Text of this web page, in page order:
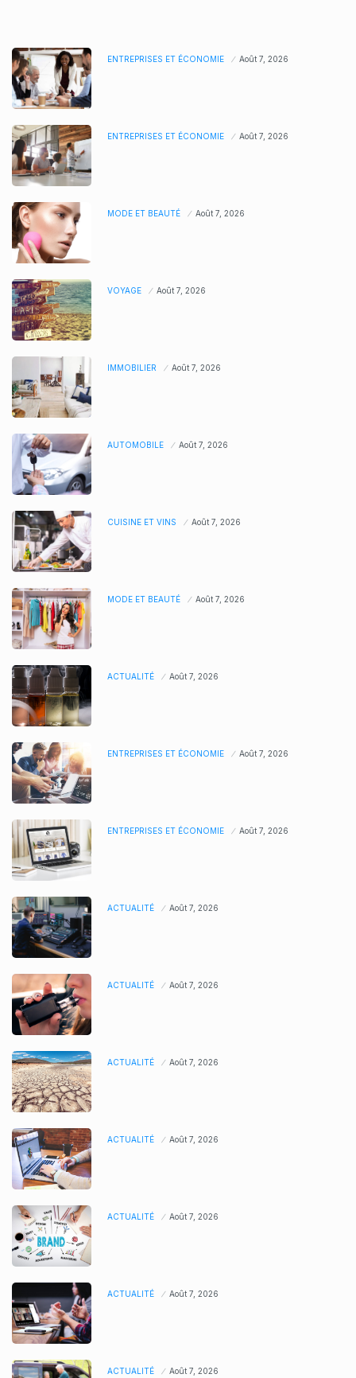
ENTREPRISES ET ÉCONOMIE Août 7, 2026
ENTREPRISES ET ÉCONOMIE Août 7, 2026
MODE ET BEAUTÉ Août 7, 2026
VOYAGE Août 7, 2026
IMMOBILIER Août 7, 2026
AUTOMOBILE Août 7, 2026
CUISINE ET VINS Août 7, 2026
MODE ET BEAUTÉ Août 7, 2026
ACTUALITÉ Août 7, 2026
ENTREPRISES ET ÉCONOMIE Août 7, 2026
ENTREPRISES ET ÉCONOMIE Août 7, 2026
ACTUALITÉ Août 7, 2026
ACTUALITÉ Août 7, 2026
ACTUALITÉ Août 7, 2026
ACTUALITÉ Août 7, 2026
ACTUALITÉ Août 7, 2026
ACTUALITÉ Août 7, 2026
ACTUALITÉ Août 7, 2026